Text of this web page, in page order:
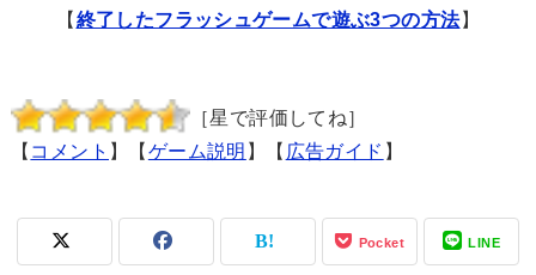
【 終了したフラッシュゲームで遊ぶ3つの方法】
［星で評価してね］
【 コメント 】【 ゲーム説明 】【 広告ガイド 】
Pocket LINE